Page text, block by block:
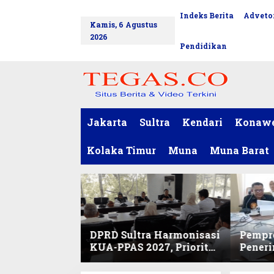
Kamis, 6 Agustus
2026
Indeks Berita
Pendidikan
Jakarta Sultra Kendari
Kolaka Timur Muna Muna Barat
DPRD Sultra Harmonisasi
KUA-PPAS 2027, Prioritas
Pendidikan, Kebudayaan,
PPPK